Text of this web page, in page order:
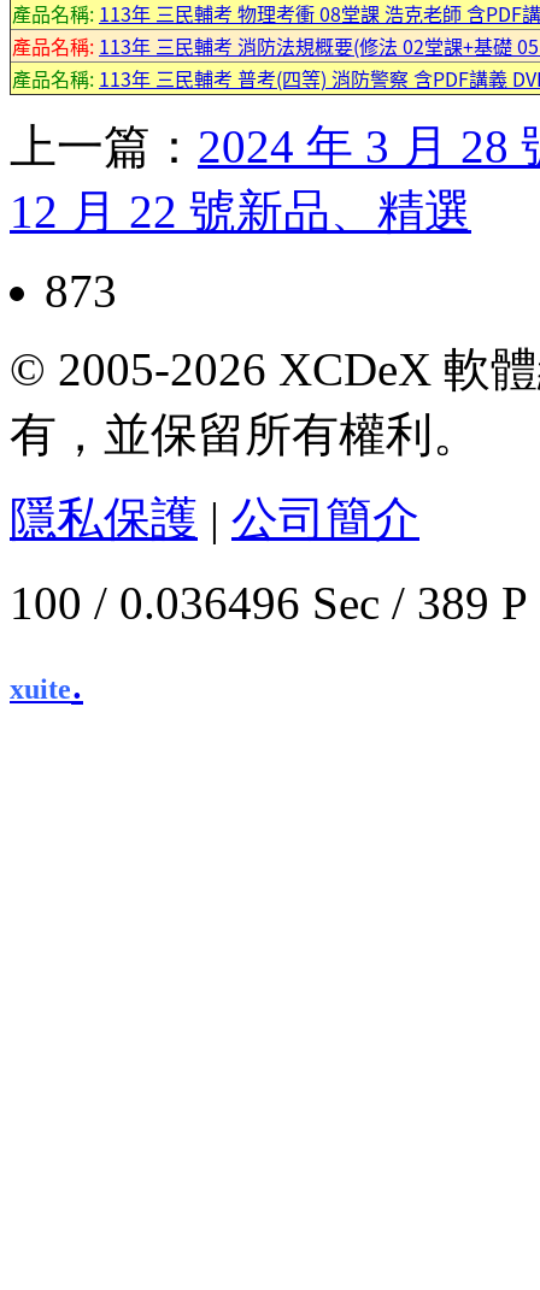
產品名稱: 113年 三民輔考 物理考衝 08堂課 浩克老師 含PDF
產品名稱: 113年 三民輔考 消防法規概要(修法 02堂課+基礎
產品名稱: 113年 三民輔考 普考(四等) 消防警察 含PDF講義
上一篇： 2024 年 3 月 28
12 月 22 號新品、精選
873
© 2005-2026 XCDeX 軟
有，並保留所有權利。
隱私保護 | 公司簡介
100 / 0.036496 Sec / 389
xuite.